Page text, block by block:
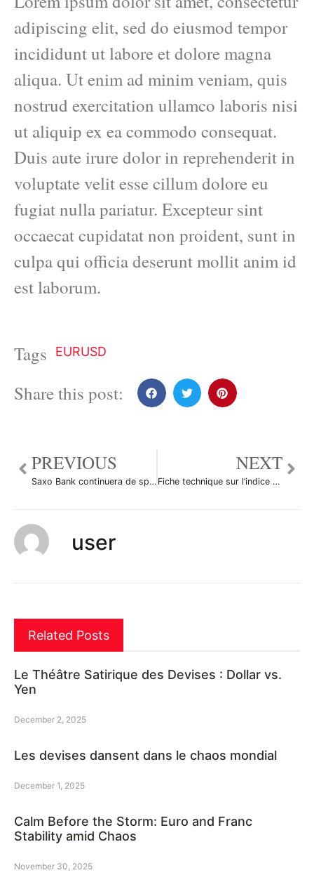
adipiscing elit, sed do eiusmod tempor
incididunt ut labore et dolore magna
aliqua. Ut enim ad minim veniam, quis
nostrud exercitation ullamco laboris nisi
ut aliquip ex ea commodo consequat.
Duis aute irure dolor in reprehenderit in
voluptate velit esse cillum dolore eu
fugiat nulla pariatur. Excepteur sint
occaecat cupidatat non proident, sunt in
culpa qui officia deserunt mollit anim id
est laborum.
Tags EURUSD
Share this post:
PREVIOUS
Saxo Bank continuera de sponsoriser Contador en 2012
NEXT
Fiche technique sur l’indice PMI Ivey du Canada
user
Related Posts
Le Théâtre Satirique des Devises : Dollar vs.
Yen
December 2, 2025
Les devises dansent dans le chaos mondial
December 1, 2025
Calm Before the Storm: Euro and Franc
Stability amid Chaos
November 30, 2025